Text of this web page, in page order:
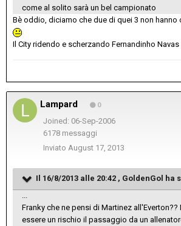
come al solito sarà un bel campionato
Bè oddio, diciamo che due di quei 3 non hanno
Il City ridendo e scherzando Fernandinho
Lampard 0
Joined: 06-Sep-2006
6178 messaggi
Inviato August 17, 2013
Il 16/8/2013 alle 20:42 , GoldenGol ha
...
Franky che ne pensi di Martinez
essere un rischio il passaggio da un